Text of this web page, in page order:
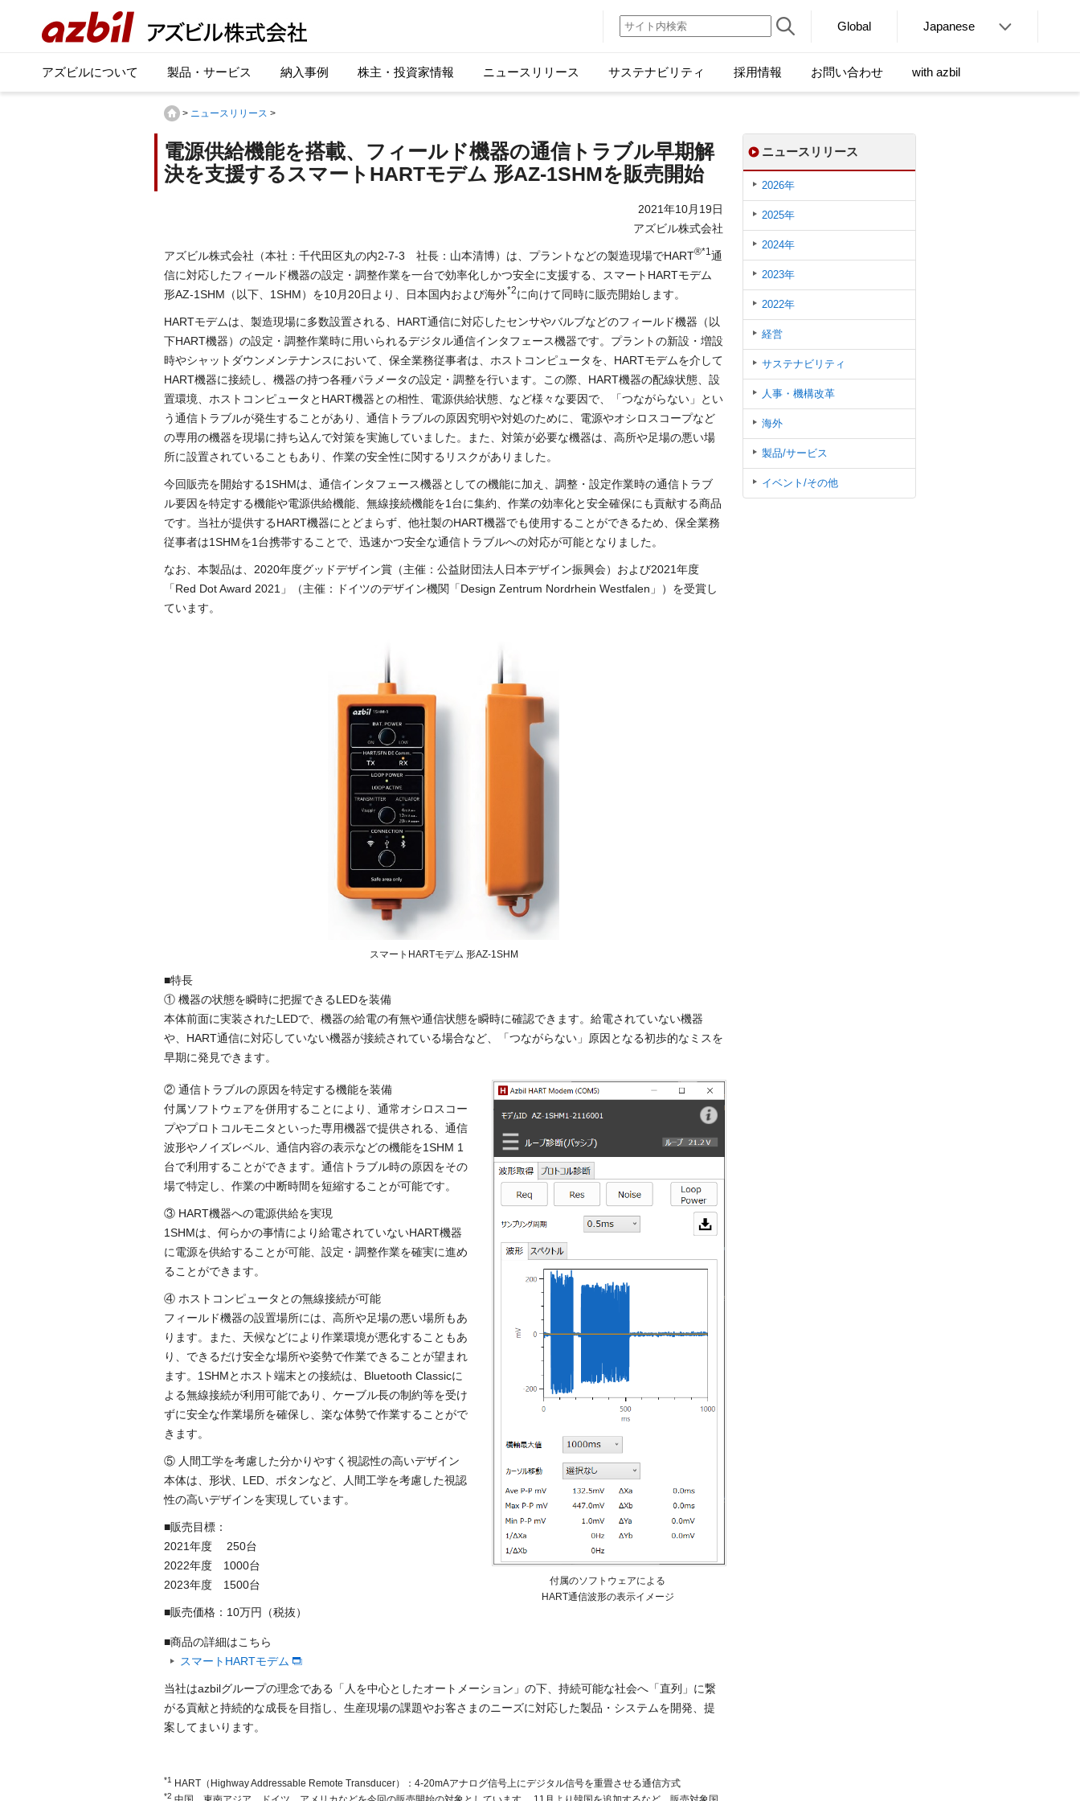
Global Japanese
アズビルについて 製品・サービス 納入事例 株主・投資家情報 ニュースリリース サステナビリティ 採用情報 お問い合わせ with azbil
> ニュースリリース >
電源供給機能を搭載、フィールド機器の通信トラブル早期解
決を支援するスマートHARTモデム 形AZ-1SHMを販売開始
2021年10月19日
アズビル株式会社
アズビル株式会社（本社：千代田区丸の内2-7-3 社長：山本清博）は、プラントなどの製造現場でHART®*1 通
信に対応したフィールド機器の設定・調整作業を一台で効率化しかつ安全に支援する、スマートHARTモデム
形AZ-1SHM（以下、1SHM）を10月20日より、日本国内および海外*2に向けて同時に販売開始します。
HARTモデムは、製造現場に多数設置される、HART通信に対応したセンサやバルブなどのフィールド機器（以
下HART機器）の設定・調整作業時に用いられるデジタル通信インタフェース機器です。プラントの新設・増設
時やシャットダウンメンテナンスにおいて、保全業務従事者は、ホストコンピュータを、HARTモデムを介して
HART機器に接続し、機器の持つ各種パラメータの設定・調整を行います。この際、HART機器の配線状態、設
置環境、ホストコンピュータとHART機器との相性、電源供給状態、など様々な要因で、「つながらない」とい
う通信トラブルが発生することがあり、通信トラブルの原因究明や対処のために、電源やオシロスコープなど
の専用の機器を現場に持ち込んで対策を実施していました。また、対策が必要な機器は、高所や足場の悪い場
所に設置されていることもあり、作業の安全性に関するリスクがありました。
今回販売を開始する1SHMは、通信インタフェース機器としての機能に加え、調整・設定作業時の通信トラブ
ル要因を特定する機能や電源供給機能、無線接続機能を1台に集約、作業の効率化と安全確保にも貢献する商品
です。当社が提供するHART機器にとどまらず、他社製のHART機器でも使用することができるため、保全業務
従事者は1SHMを1台携帯することで、迅速かつ安全な通信トラブルへの対応が可能となりました。
なお、本製品は、2020年度グッドデザイン賞（主催：公益財団法人日本デザイン振興会）および2021年度
「Red Dot Award 2021」（主催：ドイツのデザイン機関「Design Zentrum Nordrhein Westfalen」）を受賞し
ています。
スマートHARTモデム 形AZ-1SHM
■特長
① 機器の状態を瞬時に把握できるLEDを装備
本体前面に実装されたLEDで、機器の給電の有無や通信状態を瞬時に確認できます。給電されていない機器
や、HART通信に対応していない機器が接続されている場合など、「つながらない」原因となる初歩的なミスを
早期に発見できます。
付属のソフトウェアによる
HART通信波形の表示イメージ
② 通信トラブルの原因を特定する機能を装備
付属ソフトウェアを併用することにより、通常オシロスコー
プやプロトコルモニタといった専用機器で提供される、通信
波形やノイズレベル、通信内容の表示などの機能を1SHM 1
台で利用することができます。通信トラブル時の原因をその
場で特定し、作業の中断時間を短縮することが可能です。
③ HART機器への電源供給を実現
1SHMは、何らかの事情により給電されていないHART機器
に電源を供給することが可能、設定・調整作業を確実に進め
ることができます。
④ ホストコンピュータとの無線接続が可能
フィールド機器の設置場所には、高所や足場の悪い場所もあ
ります。また、天候などにより作業環境が悪化することもあ
り、できるだけ安全な場所や姿勢で作業できることが望まれ
ます。1SHMとホスト端末との接続は、Bluetooth Classicに
よる無線接続が利用可能であり、ケーブル長の制約等を受け
ずに安全な作業場所を確保し、楽な体勢で作業することがで
きます。
⑤ 人間工学を考慮した分かりやすく視認性の高いデザイン
本体は、形状、LED、ボタンなど、人間工学を考慮した視認
性の高いデザインを実現しています。
■販売目標：
2021年度 250台
2022年度 1000台
2023年度 1500台
■販売価格：10万円（税抜）
■商品の詳細はこちら
スマートHARTモデム
当社はazbilグループの理念である「人を中心としたオートメーション」の下、持続可能な社会へ「直列」に繋
がる貢献と持続的な成長を目指し、生産現場の課題やお客さまのニーズに対応した製品・システムを開発、提
案してまいります。
*1 HART（Highway Addressable Remote Transducer）：4-20mAアナログ信号上にデジタル信号を重畳させる通信方式
*2
ニュースリリース
2026年
2025年
2024年
2023年
2022年
経営
サステナビリティ
人事・機構改革
海外
製品/サービス
イベント/その他